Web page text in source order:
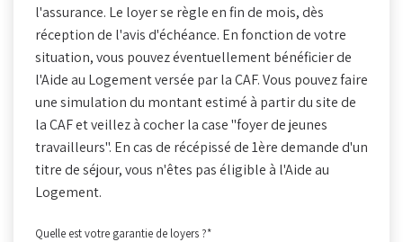
l'assurance. Le loyer se règle en fin de mois, dès
réception de l'avis d'échéance. En fonction de votre
situation, vous pouvez éventuellement bénéficier de
l'Aide au Logement versée par la CAF. Vous pouvez faire
une simulation du montant estimé à partir du site de
la CAF et veillez à cocher la case "foyer de jeunes
travailleurs". En cas de récépissé de 1ère demande d'un
titre de séjour, vous n'êtes pas éligible à l'Aide au
Logement.
Quelle est votre garantie de loyers ?*